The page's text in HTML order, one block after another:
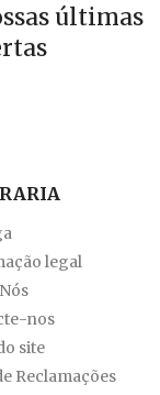
últimas
legal
nos
site
Reclamações